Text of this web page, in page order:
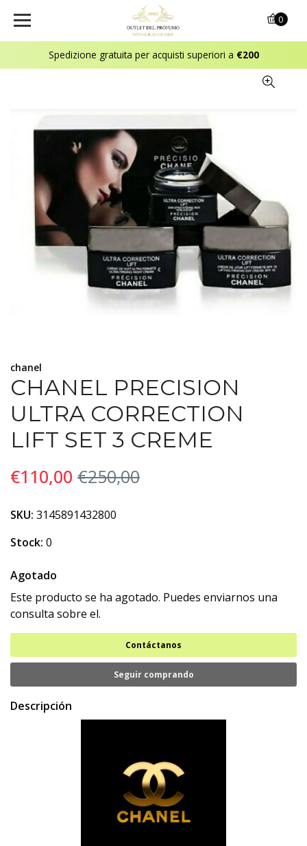
Spedizione gratuita per acquisti superiori a €200
0
chanel
CHANEL PRECISION
ULTRA CORRECTION
LIFT SET 3 CREME
€110,00 €250,00
SKU: 3145891432800
Stock: 0
Agotado
Este producto se ha agotado. Puedes enviarnos una
consulta sobre el.
Contáctanos
Seguir comprando
Descripción